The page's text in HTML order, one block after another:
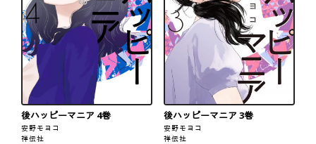
後ハッピーマニア 4巻
安野モヨコ
祥伝社
後ハッピーマニア 3巻
安野モヨコ
祥伝社